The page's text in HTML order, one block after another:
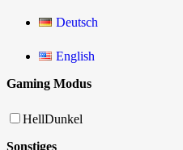
Deutsch
English
Gaming Modus
HellDunkel
Sonstiges